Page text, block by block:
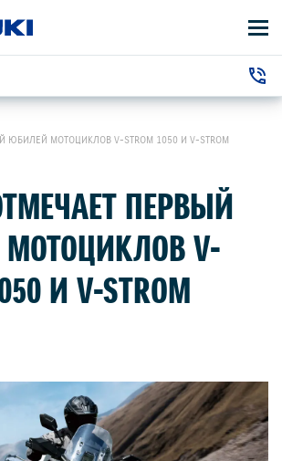
76/1
ЮБИЛЕЙ МОТОЦИКЛОВ V-STROM 1050 И V-STROM
ПЕРВЫЙ
V-
И V-STROM